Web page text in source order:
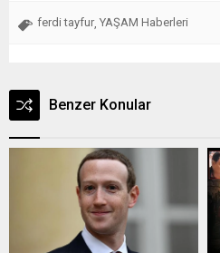
ferdi tayfur YAŞAM Haberleri
Benzer Konular